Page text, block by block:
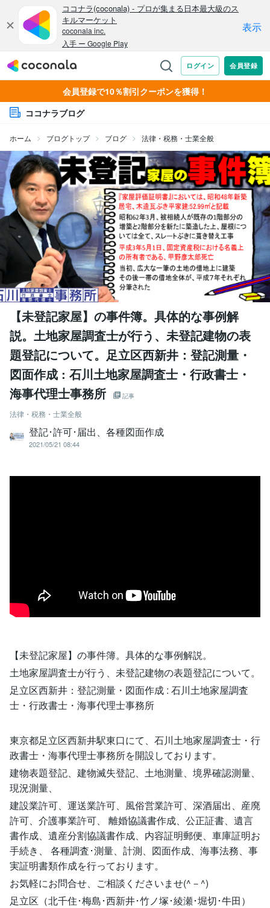
会員登録で10％割引クーポンを獲得！
ココナラブログ
ホーム ブログトップ ブログ 法律・税務・士業全般
【未登記家屋】の事件簿。具体的な事例解
説。土地家屋調査士が行う、未登記建物の表
題登記について。足立区西新井：登記測量・
図面作成 : 石川土地家屋調査士・行政書士・
海事代理士事務所
記事
法律・税務・士業全般
登記･許可･届出、各種図面作成
2021/05/21 08:44
【未登記家屋】の事件簿。具体的な事例解説。
土地家屋調査士が行う、未登記建物の表題登記について。
足立区西新井：登記測量・図面作成 : 石川土地家屋調査
士・行政書士・海事代理士事務所
東京都足立区西新井駅東口にて、石川土地家屋調査士・行
政書士・海事代理士事務所を開設しております。
建物表題登記、建物滅失登記、土地測量、境界確認測量、
現況測量、
建設業許可、運送業許可、風俗営業許可、深酒届出、産廃
許可、介護事業許可、 離婚協議書作成、公正証書、遺言
書作成、遺産分割協議書作成、内容証明郵便、車庫証明お
手続き、 各種調査･測量、計測、図面作成、海事法務、事
実証明書類作成を行っております。
お気軽にお問合せ、ご相談くださいませ(^－^)
足立区（北千住･梅島･西新井･竹ノ塚･綾瀬･堀切･牛田）